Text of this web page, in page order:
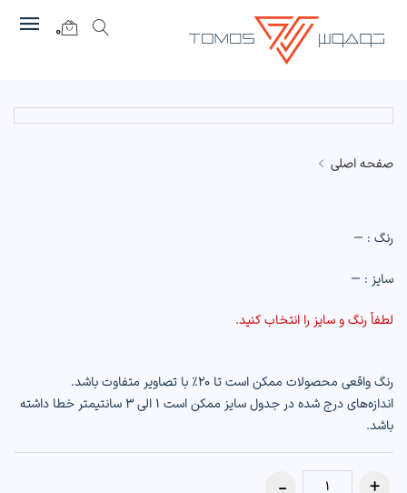
0
صفحه اصلی
رنگ : —
سایز : —
لطفاً رنگ و سایز را انتخاب کنید.
رنگ واقعی محصولات ممکن است تا ۲۰٪ با تصاویر متفاوت باشد.
اندازه‌های درج شده در جدول سایز ممکن است ۱ الی ۳ سانتیمتر خطا داشته
باشد.